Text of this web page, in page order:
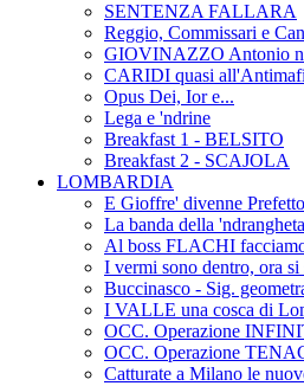
SENTENZA FALLARA
Reggio, Commissari e
GIOVINAZZO Antonio
CARIDI quasi
Opus Dei, Ior e...
Lega e 'ndrine
Breakfast 1 - BELSITO
Breakfast 2 - SCAJOLA
LOMBARDIA
E Gioffre' divenne
La banda della
Al boss FLACHI
I vermi sono dentro, ora
Buccinasco - Sig.
I VALLE una cosca di
OCC. Operazione
OCC. Operazione
Catturate a Milano le